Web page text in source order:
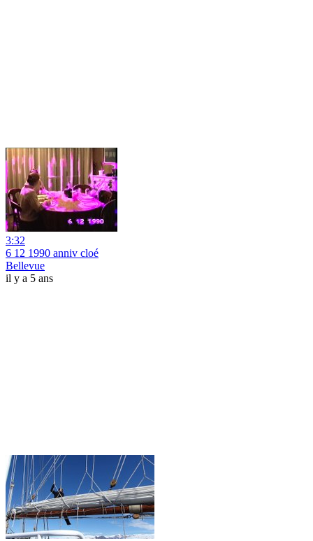
3:32
6 12 1990 anniv cloé
Bellevue
il y a 5 ans